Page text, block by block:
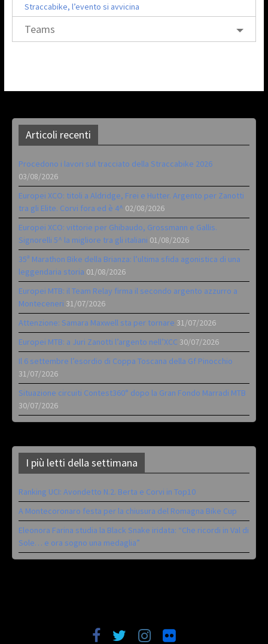
Straccabike, l’evento si avvicina
Teams
Articoli recenti
Procedono i lavori sul tracciato della Straccabike 2026
03/08/2026
Europei XCO: titoli a Aldridge, Frei e Hutter. Argento per Zanotti
tra gli Elite. Corvi fora ed è 4^ 02/08/2026
Europei XCO: vittorie per Ghibaudo, Grossmann e Gallis.
Signorelli 5^ la migliore tra gli italiani 01/08/2026
35ª Marathon Bike della Brianza: l’ultima sfida agonistica di una
leggendaria storia 01/08/2026
Europei MTB: il Team Relay firma il secondo argento azzurro a
Monteceneri 31/07/2026
Attenzione: Samara Maxwell sta per tornare 31/07/2026
Europei MTB: a Juri Zanotti l’argento nell’XCC 30/07/2026
Il 6 settembre l’esordio di Coppa Toscana della Gf Pinocchio
31/07/2026
Situazione circuiti Contest360° dopo la Gran Fondo Marradi MTB
30/07/2026
I più letti della settimana
Ranking UCI: Avondetto N.2. Berta e Corvi in Top10
A Montecoronaro festa per la chiusura del Romagna Bike Cup
Eleonora Farina studia la Black Snake iridata: “Che ricordi in Val di
Sole… e ora sogno una medaglia”